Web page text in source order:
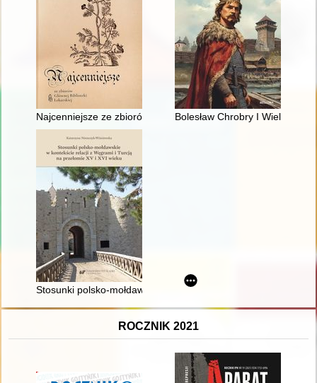
Najcenniejsze ze zbiorów Głównej Biblioteki Lekarskiej
Bolesław Chrobry I Wielki :
Stosunki polsko-mołdawskie w kontekście relacji z Węgrami i
ROCZNIK 2021